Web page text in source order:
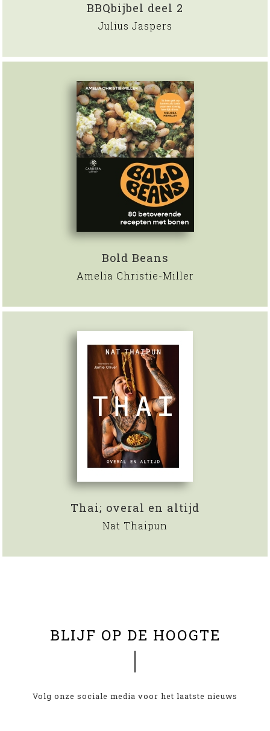
BBQbijbel deel 2
Julius Jaspers
Bold Beans
Amelia Christie-Miller
Thai; overal en altijd
Nat Thaipun
BLIJF OP DE HOOGTE
Volg onze sociale media voor het laatste nieuws